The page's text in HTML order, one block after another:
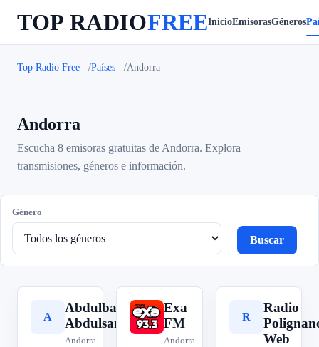
TOP RADIOFREEInicioEmisorasGéneros
Top Radio Free Países Andorra
Andorra
Escucha 8 emisoras gratuitas de Andorra. Explora
transmisiones, géneros e información.
Género
Buscar
A
Abdulbasit
Abdulsamad
Andorra
E
Exa
FM
Andorra
R
Radio
Web